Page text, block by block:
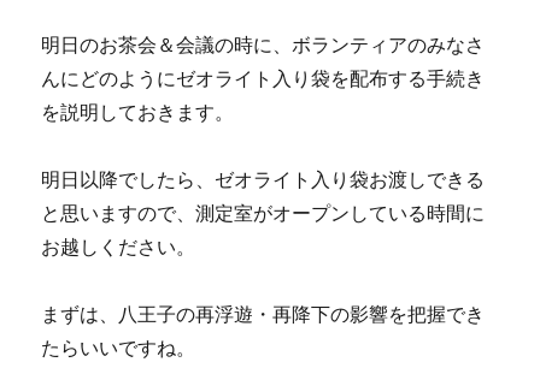
明日のお茶会＆会議の時に、ボランティアのみなさ
んにどのようにゼオライト入り袋を配布する手続き
を説明しておきます。
明日以降でしたら、ゼオライト入り袋お渡しできる
と思いますので、測定室がオープンしている時間に
お越しください。
まずは、八王子の再浮遊・再降下の影響を把握でき
たらいいですね。